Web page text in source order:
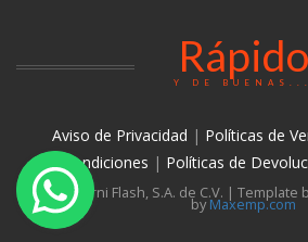
Rápido
Y DE BUENAS...
Aviso de Privacidad | Políticas de
condiciones | Políticas de
© 2026 Torni Flash, S.A. de C.V. | Template
by Maxemp.com